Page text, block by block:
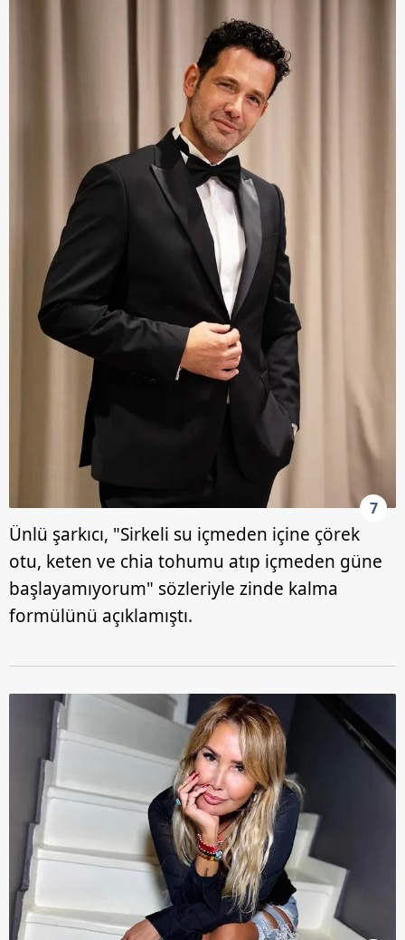
7
Ünlü şarkıcı, "Sirkeli su içmeden içine çörek
otu, keten ve chia tohumu atıp içmeden güne
başlayamıyorum" sözleriyle zinde kalma
formülünü açıklamıştı.